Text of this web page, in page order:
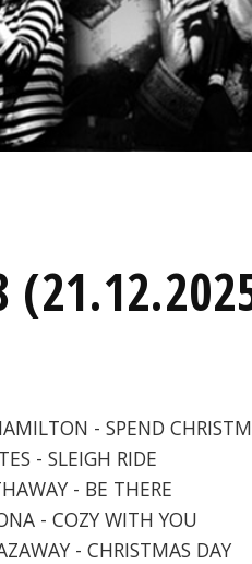
- SPEND
- SLEIGH RIDE
- BE THERE
- COZY WITH YOU
- CHRISTMAS DAY